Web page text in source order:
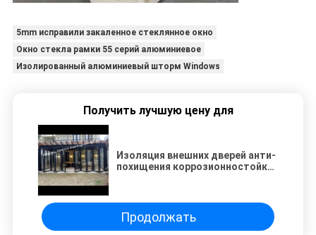
5mm исправили закаленное стеклянное окно
Окно стекла рамки 55 серий алюминиевое
Изолированный алюминиевый шторм Windows
Получить лучшую цену для
Изоляция внешних дверей анти-
похищения коррозионностойкая
Продолжать